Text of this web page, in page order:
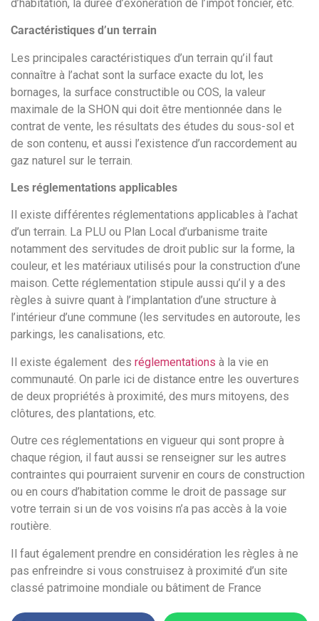
d’habitation, la durée d’exonération de l’impôt foncier, etc.
Caractéristiques d’un terrain
Les principales caractéristiques d’un terrain qu’il faut
connaître à l’achat sont la surface exacte du lot, les
bornages, la surface constructible ou COS, la valeur
maximale de la SHON qui doit être mentionnée dans le
contrat de vente, les résultats des études du sous-sol et
de son contenu, et aussi l’existence d’un raccordement au
gaz naturel sur le terrain.
Les réglementations applicables
Il existe différentes réglementations applicables à l’achat
d’un terrain. La PLU ou Plan Local d’urbanisme traite
notamment des servitudes de droit public sur la forme, la
couleur, et les matériaux utilisés pour la construction d’une
maison. Cette réglementation stipule aussi qu’il y a des
règles à suivre quant à l’implantation d’une structure à
l’intérieur d’une commune (les servitudes en autoroute, les
parkings, les canalisations, etc.
Il existe également des réglementations à la vie en
communauté. On parle ici de distance entre les ouvertures
de deux propriétés à proximité, des murs mitoyens, des
clôtures, des plantations, etc.
Outre ces réglementations en vigueur qui sont propre à
chaque région, il faut aussi se renseigner sur les autres
contraintes qui pourraient survenir en cours de construction
ou en cours d’habitation comme le droit de passage sur
votre terrain si un de vos voisins n’a pas accès à la voie
routière.
Il faut également prendre en considération les règles à ne
pas enfreindre si vous construisez à proximité d’un site
classé patrimoine mondiale ou bâtiment de France